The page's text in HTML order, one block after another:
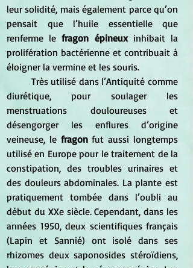
leur solidité, mais également parce qu’on
pensait que l’huile essentielle que
renferme le fragon épineux inhibait la
prolifération bactérienne et contribuait à
éloigner la vermine et les souris.
diurétique, pour soulager les
menstruations douloureuses et
désengorger les enflures d’origine
veineuse, le fragon fut aussi longtemps
utilisé en Europe pour le traitement de la
constipation, des troubles urinaires et
des douleurs abdominales. La plante est
pratiquement tombée dans l’oubli au
début du XXe siècle. Cependant, dans les
années 1950, deux scientifiques français
(Lapin et Sannié) ont isolé dans ses
rhizomes deux saponosides stéroïdiens,